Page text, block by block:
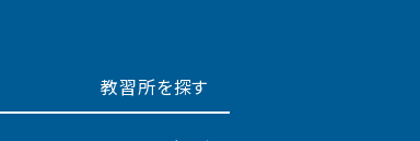
教習所を探す